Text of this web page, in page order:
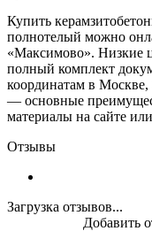
Купить
полнотелый можно
«Максимово». Низкие
полный комплект
координатам в
— основные
материалы на сайте
Отзывы
Загрузка отзывов...
Добавить